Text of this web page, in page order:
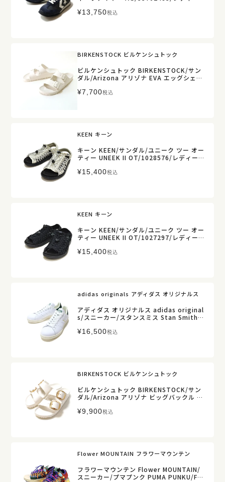
¥13,750税込
BIRKENSTOCK ビルケンシュトック
ビルケンシュトック BIRKENSTOCK/サン
ダル/Arizona アリゾナ EVA エッグシェル/
¥7,700税込
KEEN キーン
キーン KEEN/サンダル/ユニーク ツー オー
ティー UNEEK II OT/1028576/レディース
¥15,400税込
KEEN キーン
キーン KEEN/サンダル/ユニーク ツー オー
ティー UNEEK II OT/1027297/レディース
¥15,400税込
adidas originals アディダス オリジナルス
アディダス オリジナルス adidas original
s/スニーカー/スタンスミス Stan Smith/J
¥16,500税込
BIRKENSTOCK ビルケンシュトック
ビルケンシュトック BIRKENSTOCK/サン
ダル/Arizona アリゾナ ビッグバックル EV
¥9,900税込
Flower MOUNTAIN フラワーマウンテン
フラワーマウンテン Flower MOUNTAIN/
スニーカー/プマプンク PUMA PUNKU/FM